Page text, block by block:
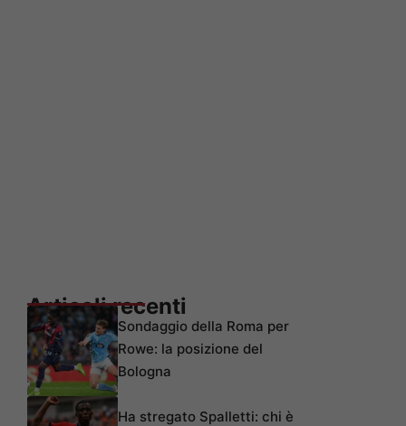
Articoli recenti
Sondaggio della Roma per
Rowe: la posizione del
Bologna
Ha stregato Spalletti: chi è